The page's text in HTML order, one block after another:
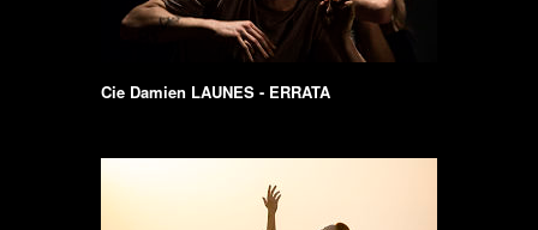
Cie Damien LAUNES - ERRATA